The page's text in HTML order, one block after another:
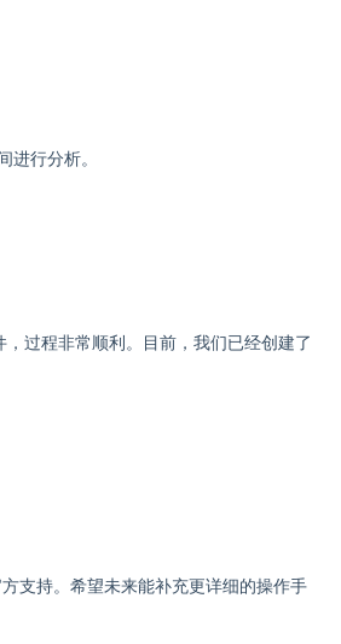
行分析。
过程非常顺利。目前，我们已经创建了
支持。希望未来能补充更详细的操作手